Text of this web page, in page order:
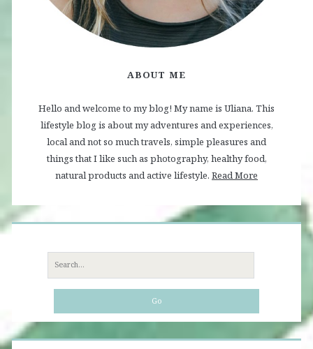
ABOUT ME
Hello and welcome to my blog! My name is Uliana. This
lifestyle blog is about my adventures and experiences,
local and not so much travels, simple pleasures and
things that I like such as photography, healthy food,
natural products and active lifestyle. Read More
Search
for: